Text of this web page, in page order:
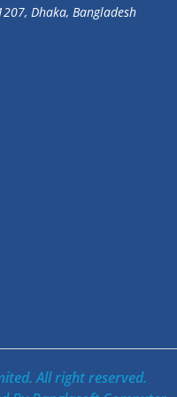
Dhaka, Bangladesh
All right reserved.